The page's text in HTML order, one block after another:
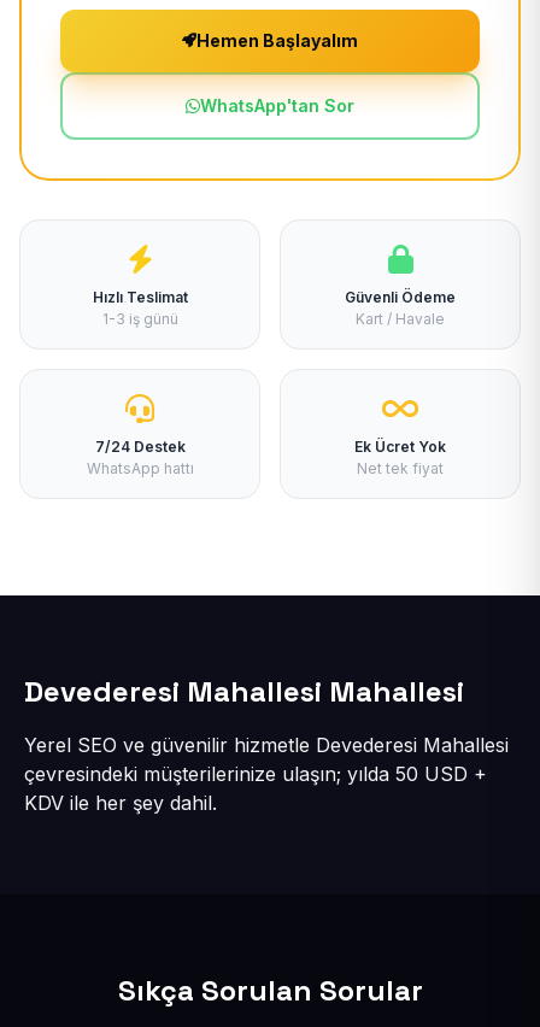
Hemen Başlayalım
WhatsApp'tan Sor
Hızlı Teslimat
1-3 iş günü
Güvenli Ödeme
Kart / Havale
7/24 Destek
WhatsApp hattı
Ek Ücret Yok
Net tek fiyat
Devederesi Mahallesi Mahallesi
Yerel SEO ve güvenilir hizmetle Devederesi Mahallesi
çevresindeki müşterilerinize ulaşın; yılda 50 USD +
KDV ile her şey dahil.
Sıkça Sorulan Sorular